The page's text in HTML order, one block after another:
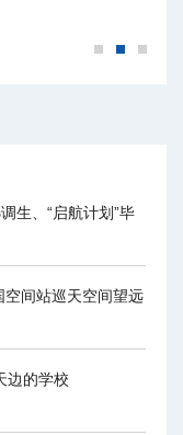
生、“启航计划”毕
间站巡天空间望远
边的学校